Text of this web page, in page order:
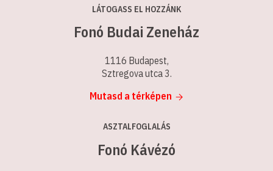
LÁTOGASS EL HOZZÁNK
Fonó Budai Zeneház
1116 Budapest,
Sztregova utca 3.
Mutasd a térképen
ASZTALFOGLALÁS
Fonó Kávézó